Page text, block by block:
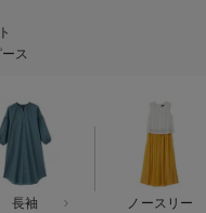
ス
長袖
ノースリー